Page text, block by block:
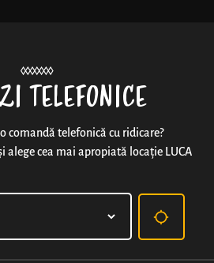
CU UMPLUTURĂ
TELEFONICE
comandă telefonică cu ridicare?
alege cea mai apropiată locație LUCA